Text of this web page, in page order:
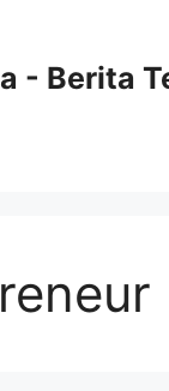
- Berita